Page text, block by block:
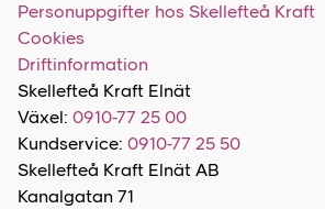
Personuppgifter hos Skellefteå Kraft
Cookies
Driftinformation
Skellefteå Kraft Elnät
Växel: 0910-77 25 00
Kundservice: 0910-77 25 50
Skellefteå Kraft Elnät AB
Kanalgatan 71